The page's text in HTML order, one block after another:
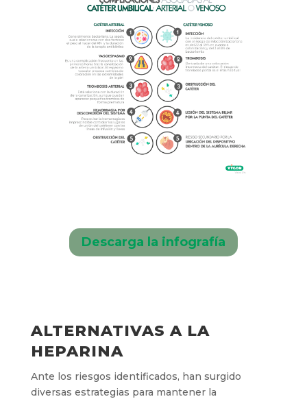
Descarga la infografía
ALTERNATIVAS A LA
HEPARINA
Ante los riesgos identificados, han surgido
diversas estrategias para mantener la